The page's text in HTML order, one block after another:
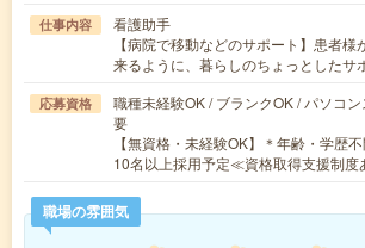
仕事内容
看護助手
【病院で移動などのサポート】患者様
来るように、暮らしのちょっとした
応募資格
職種未経験OK / ブランクOK / パソコ
要
【無資格・未経験OK】＊年齢・学歴
10名以上採用予定≪資格取得支援制
職場の雰囲気